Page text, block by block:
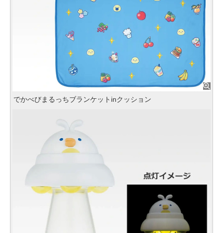
でかべびまるっちブランケットinクッション